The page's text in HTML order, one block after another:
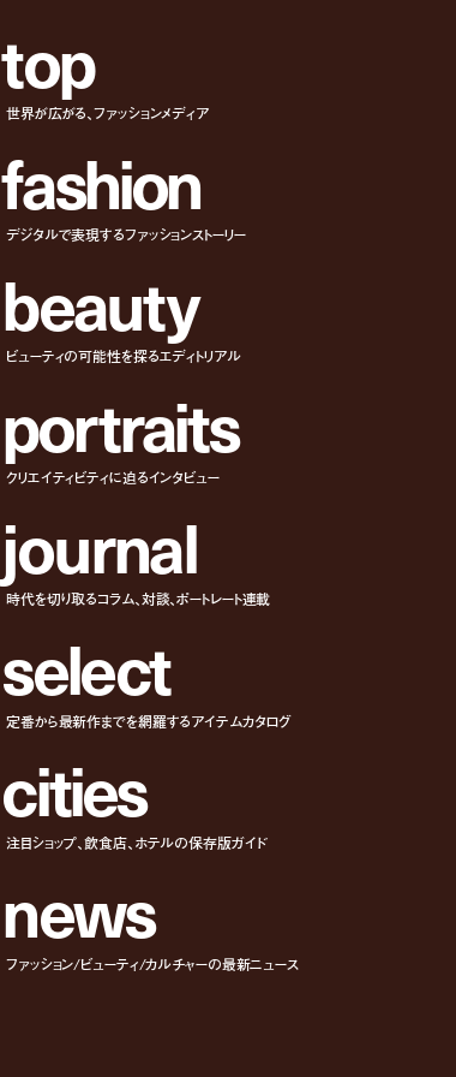
top
世界が広がる、ファッションメディア
fashion
デジタルで表現するファッションストーリー
beauty
ビューティの可能性を探るエディトリアル
portraits
クリエイティビティに迫るインタビュー
journal
時代を切り取るコラム、対談、ポートレート連載
select
定番から最新作までを網羅するアイテムカタログ
cities
注目ショップ、飲食店、ホテルの保存版ガイド
news
ファッション/ビューティ/カルチャーの最新ニュース